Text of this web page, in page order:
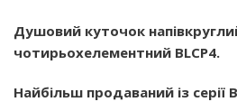
Душовий куточок
чотирьохелементний BLCP4.
Найбільш продаваний із серії